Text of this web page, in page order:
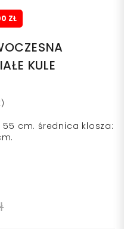
ZŁ
KULE
cm. średnica klosza: